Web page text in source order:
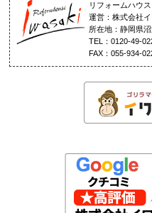
リフォームハウ
運営：株式会社
所在地：静岡県
TEL：0120-49-
FAX：055-934-